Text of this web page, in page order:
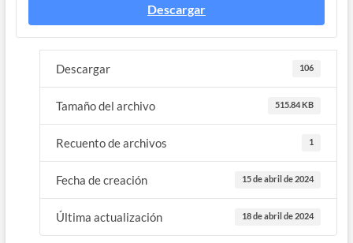
Descargar
Descargar 106
Tamaño del archivo 515.84 KB
Recuento de archivos 1
Fecha de creación 15 de abril de 2024
Última actualización 18 de abril de 2024